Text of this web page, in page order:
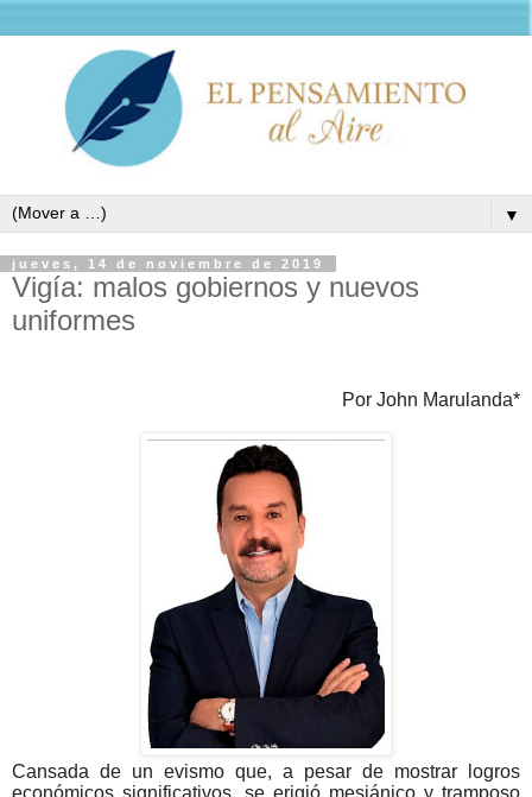
▼
jueves, 14 de noviembre de 2019
Vigía: malos gobiernos y nuevos
uniformes
Por John Marulanda*
Cansada de un evismo que, a pesar de mostrar logros
económicos significativos, se erigió mesiánico y tramposo